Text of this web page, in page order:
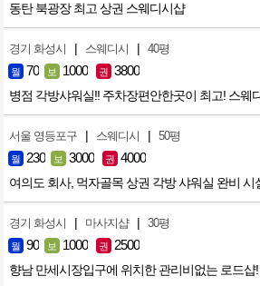
동탄 북광장 최고 상권 스웨디시샵
경기 화성시 | 스웨디시 | 40평
월 70 보 1000 권 3800
병점 각방샤워실!! 주차장편안한곳이 최고! 스웨
서울 영등포구 | 스웨디시 | 50평
월 230 보 3000 권 4000
여의도 회사, 먹자골목 상권 각방 샤워실 완비 시
경기 화성시 | 마사지샵 | 30평
월 90 보 1000 권 2500
향남 만세시장입구에 위치한 관리비없는 로드샵!